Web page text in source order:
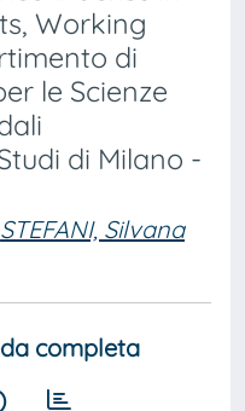
Working
di
le Scienze
di Milano -
STEFANI, Silvana
completa